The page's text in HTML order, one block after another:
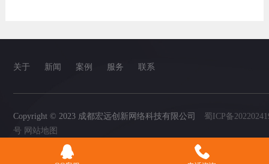
关于 新闻 案例 服务 联系
Copyright © 2023 成都宏远创新网络科技有限公司 蜀ICP备
号 网站地图